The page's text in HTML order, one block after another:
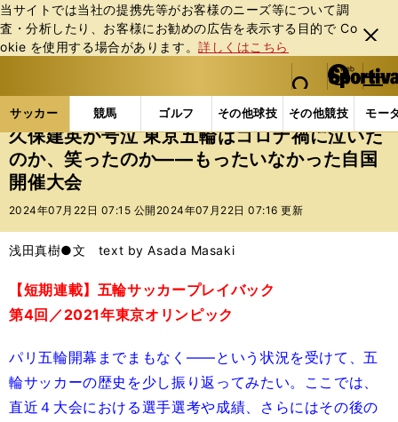
当サイトでは当社の提携先等がお客様のニーズ等について調
査・分析したり、お客様にお勧めの広告を表⽰する⽬的で Co
okie を使⽤する場合があります。詳しくはこちら
閉じ
る
web Sportiva (webスポルティーバ)
検索
マイペ
ー
ジ
メニュ
サッカー 競馬 ゴルフ その他球技 その他競技 モー
ス
ポ
ル
テ
ー
バ
サッカーの記事一覧 サッカー代表 日本代表 久
久保建英が号泣 東京五輪はコロナ禍に泣いた
のか、笑ったのか――もったいなかった自国
開催大会
2024年07月22日 07:15 公開 2024年07月22日 07:16 更新
浅田真樹●文 text by Asada Masaki
【短期連載】五輪サッカープレイバック
第4回／2021年東京オリンピック
パリ五輪開幕までまもなく――という状況を受けて、五
輪サッカーの歴史を少し振り返ってみたい。ここでは、
直近４大会における選手選考や成績、さらにはその後の